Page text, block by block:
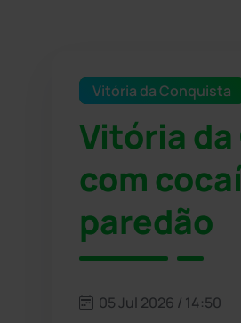
Vitória da Conquista
Vitória
com
paredão
05 Jul 2026 / 14:50